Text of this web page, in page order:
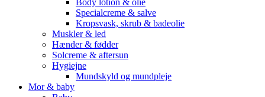
Body lotion & olie
Specialcreme & salve
Kropsvask, skrub & badeolie
Muskler & led
Hænder & fødder
Solcreme & aftersun
Hygiejne
Mundskyld og mundpleje
Mor & baby